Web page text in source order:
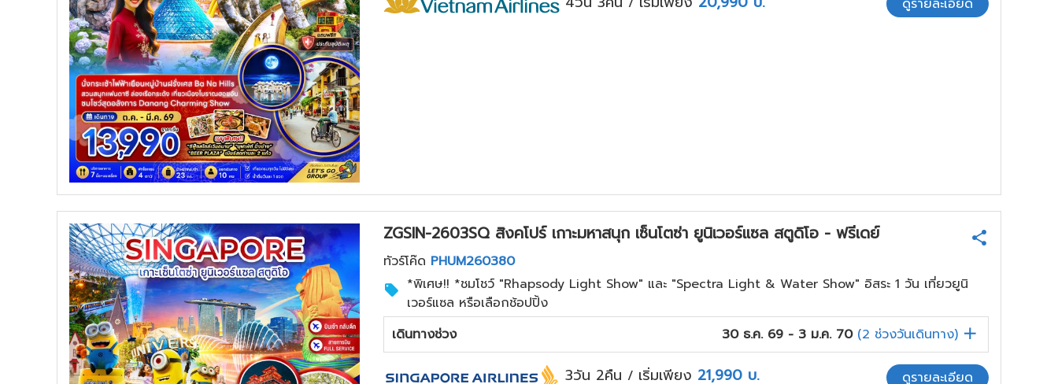
ดูรายละเอียด
ZGSIN-2603SQ สิงคโปร์ เกาะมหาสนุก เซ็นโตซ่า ยูนิเวอร์แซล สตูดิโอ - ฟรีเดย์
ทัวร์โค๊ด PHUM260380
*พิเศษ!! *ชมโชว์ "Rhapsody Light Show" และ "Spectra Light & Water Show" อิสระ 1 วัน เที่ยวยูนิ
เวอร์แซล หรือเลือกช้อปปิ้ง
เดินทางช่วง
30 ธ.ค. 69 - 3 ม.ค. 70 (2 ช่วงวันเดินทาง)
3วัน 2คืน / เริ่มเพียง 21,990 บ. ดูรายละเอียด